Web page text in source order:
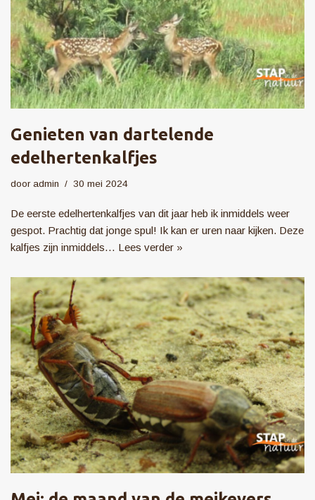
Genieten van dartelende
edelhertenkalfjes
door admin 30 mei 2024
De eerste edelhertenkalfjes van dit jaar heb ik inmiddels weer
gespot. Prachtig dat jonge spul! Ik kan er uren naar kijken. Deze
kalfjes zijn inmiddels… Lees verder »